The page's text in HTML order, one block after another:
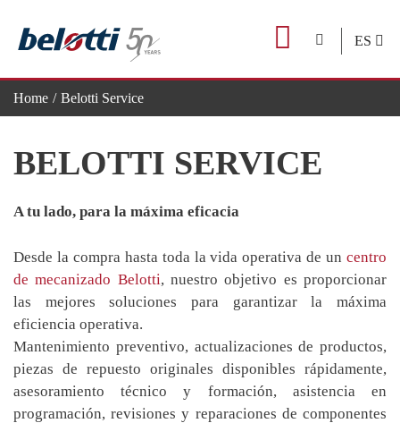
content
ES
Home Belotti Service
BELOTTI SERVICE
A tu lado, para la máxima eficacia
Desde la compra hasta toda la vida operativa de un centro
de mecanizado Belotti, nuestro objetivo es proporcionar
las mejores soluciones para garantizar la máxima
eficiencia operativa.
Mantenimiento preventivo, actualizaciones de productos,
piezas de repuesto originales disponibles rápidamente,
asesoramiento técnico y formación, asistencia en
programación, revisiones y reparaciones de componentes